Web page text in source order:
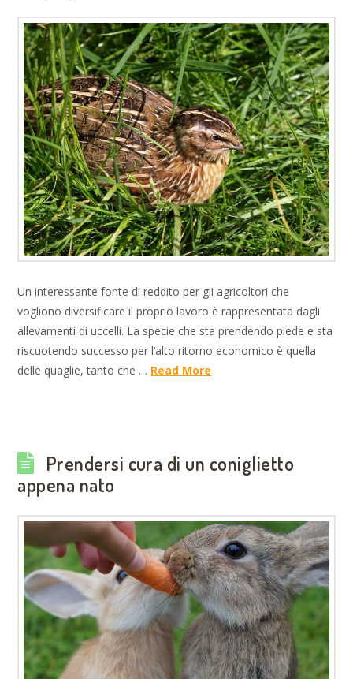
Un interessante fonte di reddito per gli agricoltori che
vogliono diversificare il proprio lavoro è rappresentata dagli
allevamenti di uccelli. La specie che sta prendendo piede e sta
riscuotendo successo per l’alto ritorno economico è quella
delle quaglie, tanto che … Read More
Prendersi cura di un coniglietto
appena nato